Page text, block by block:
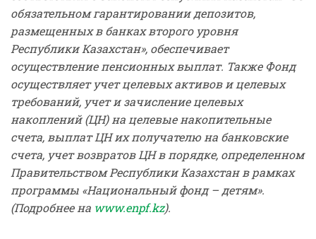
обязательном гарантировании депозитов,
размещенных в банках второго уровня
Республики Казахстан», обеспечивает
осуществление пенсионных выплат. Также Фонд
осуществляет учет целевых активов и целевых
требований, учет и зачисление целевых
накоплений (ЦН) на целевые накопительные
счета, выплат ЦН их получателю на банковские
счета, учет возвратов ЦН в порядке, определенном
Правительством Республики Казахстан в рамках
программы «Национальный фонд – детям».
(Подробнее на www.enpf.kz).